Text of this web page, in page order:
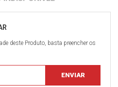
deste Produto, basta preencher os